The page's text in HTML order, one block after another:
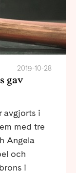
2019-10-28
gav
avgjorts i
med tre
Angela
och
i